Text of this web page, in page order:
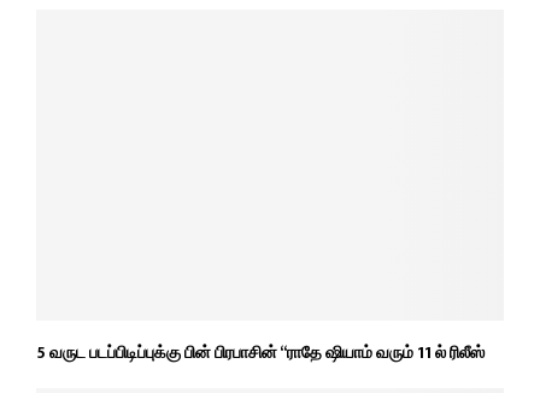
5 வருட படப்பிடிப்புக்கு பின் பிரபாசின் “ராதே ஷியாம் வரும் 11 ல் ரிலீஸ்